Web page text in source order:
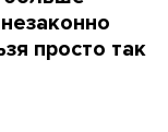
просто так